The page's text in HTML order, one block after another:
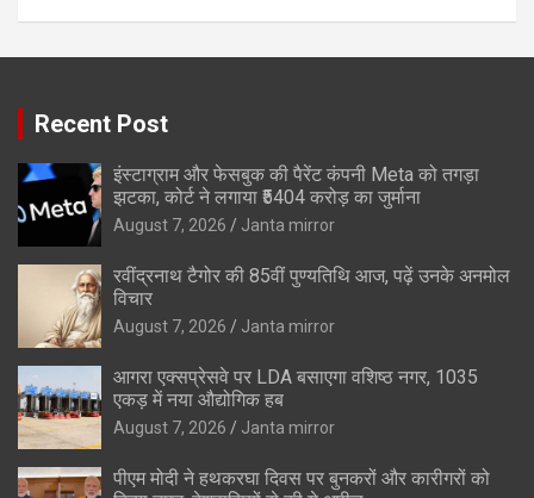
Recent Post
इंस्टाग्राम और फेसबुक की पैरेंट कंपनी Meta को तगड़ा
झटका, कोर्ट ने लगाया ₹5404 करोड़ का जुर्माना
August 7, 2026 Janta mirror
रवींद्रनाथ टैगोर की 85वीं पुण्यतिथि आज, पढ़ें उनके अनमोल
विचार
August 7, 2026 Janta mirror
आगरा एक्सप्रेसवे पर LDA बसाएगा वशिष्ठ नगर, 1035
एकड़ में नया औद्योगिक हब
August 7, 2026 Janta mirror
पीएम मोदी ने हथकरघा दिवस पर बुनकरों और कारीगरों को